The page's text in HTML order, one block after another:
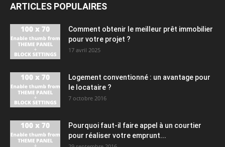
ARTICLES POPULAIRES
Comment obtenir le meilleur prêt immobilier
pour votre projet ?
17 avril 2025
Logement conventionné : un avantage pour
le locataire ?
7 octobre 2016
Pourquoi faut-il faire appel à un courtier
pour réaliser votre emprunt...